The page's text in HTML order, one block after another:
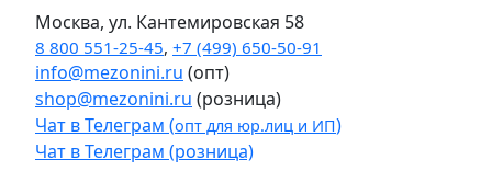
Москва, ул. Кантемировская 58
8 800 551-25-45, +7 (499) 650-50-91
info@mezonini.ru (опт)
shop@mezonini.ru (розница)
Чат в Телеграм (опт для юр.лиц и ИП)
Чат в Телеграм (розница)